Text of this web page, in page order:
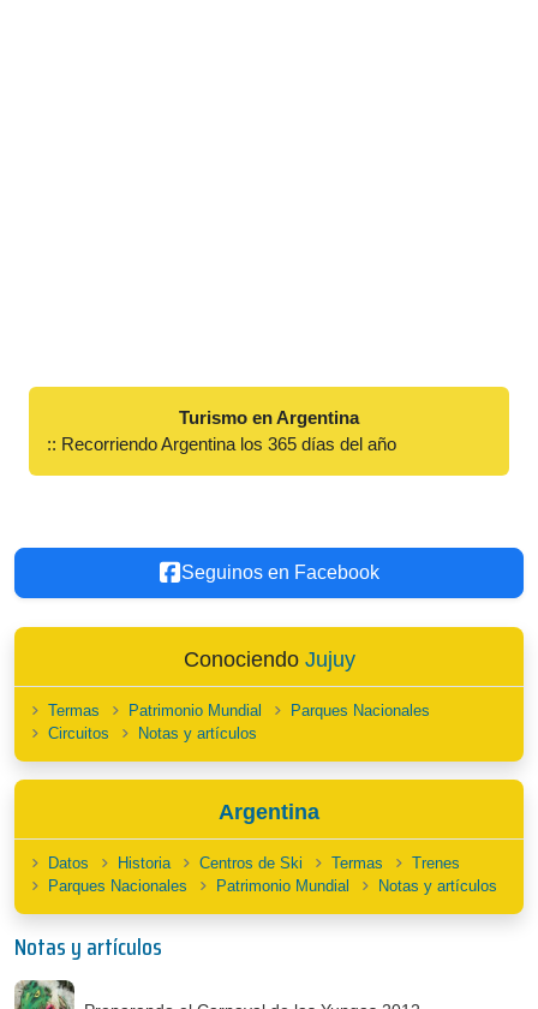
Turismo en Argentina
:: Recorriendo Argentina los 365 días del año
Seguinos en Facebook
Conociendo Jujuy
Termas Patrimonio Mundial
Parques Nacionales
Circuitos
Notas y artículos
Argentina
Datos Historia Centros de Ski Termas
Trenes
Parques Nacionales
Patrimonio Mundial Notas y artículos
Notas y artículos